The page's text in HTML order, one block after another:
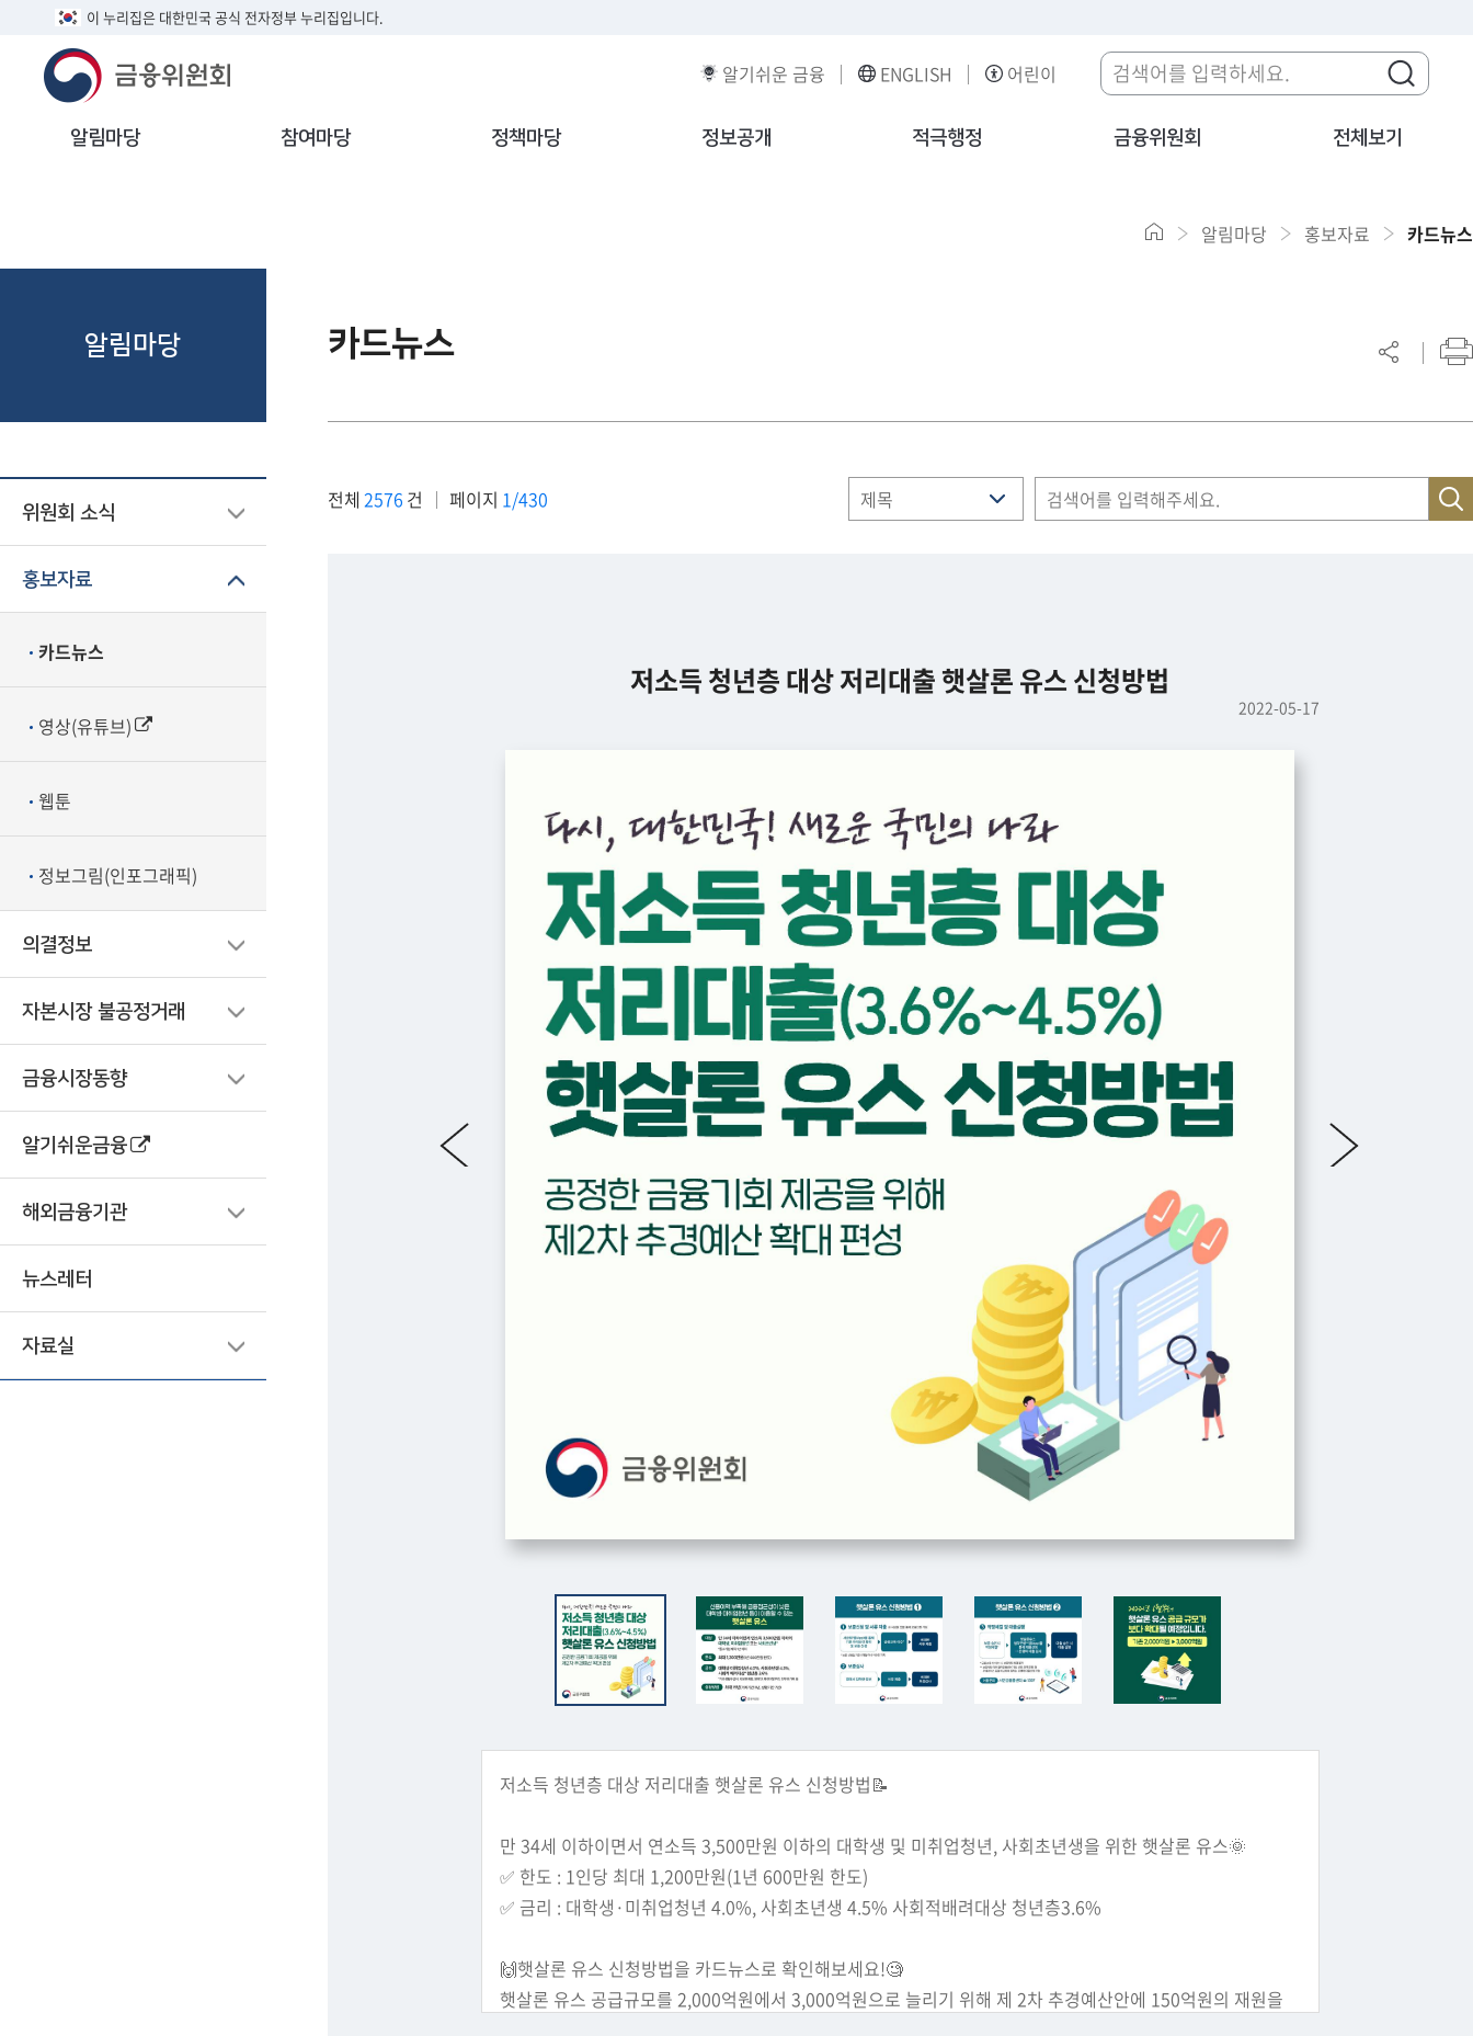
이 누리집은 대한민국 공식 전자정부 누리집입니다.
알기쉬운 금융 ENGLISH 어린이
알림마당 참여마당 정책마당 정보공개 적극행정 금융위원회 전체보기
알림마당
위원회 소식
홍보자료
카드뉴스
영상(유튜브)
웹툰
정보그림(인포그래픽)
의결정보
자본시장 불공정거래
금융시장동향
알기쉬운금융
해외금융기관
뉴스레터
자료실
알림마당 홍보자료 카드뉴스
카드뉴스
전체 2576 건 페이지 1/430
저소득 청년층 대상 저리대출 햇살론 유스 신청방법
2022-05-17
저소득 청년층 대상 저리대출 햇살론 유스 신청방법📝
만 34세 이하이면서 연소득 3,500만원 이하의 대학생 및 미취업청년, 사회초년생을 위한 햇살론 유스🌞
✅ 한도 : 1인당 최대 1,200만원(1년 600만원 한도)
✅ 금리 : 대학생·미취업청년 4.0%, 사회초년생 4.5% 사회적배려대상 청년층3.6%
🙌햇살론 유스 신청방법을 카드뉴스로 확인해보세요!🧐
햇살론 유스 공급규모를 2,000억원에서 3,000억원으로 늘리기 위해 제 2차 추경예산안에 150억원의 재원을